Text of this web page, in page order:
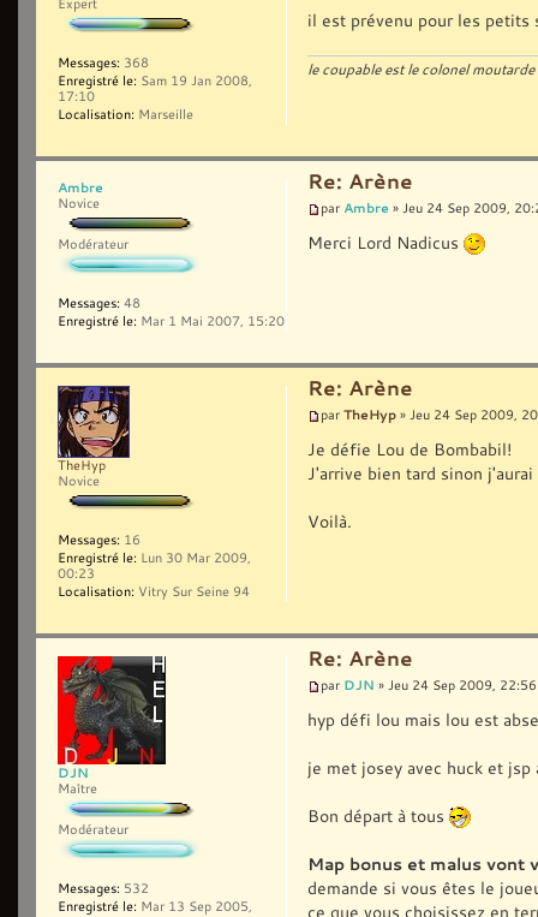
il est prévenu pour les petits
le coupable est le colonel
Expert
Messages: 368
Enregistré le: Sam 19 Jan 2008,
17:10
Localisation: Marseille
Re: Arène
par Ambre » Jeu 24 Sep 2009,
Merci Lord Nadicus
Ambre
Novice
Modérateur
Messages: 48
Enregistré le: Mar 1 Mai 2007, 15:20
Re: Arène
par TheHyp » Jeu 24 Sep 2009,
Je défie Lou de Bombabil!
J'arrive bien tard sinon
Voilà.
TheHyp
Novice
Messages: 16
Enregistré le: Lun 30 Mar 2009,
00:23
Localisation: Vitry Sur Seine 94
Re: Arène
par DJN » Jeu 24 Sep 2009, 22:56
hyp défi lou mais lou est
je met josey avec huck et jsp
Bon départ à tous
Map bonus et malus vont
demande si vous êtes le
ce que vous choisissez en
DJN
Maître
Modérateur
Messages: 532
Enregistré le: Mar 13 Sep 2005,